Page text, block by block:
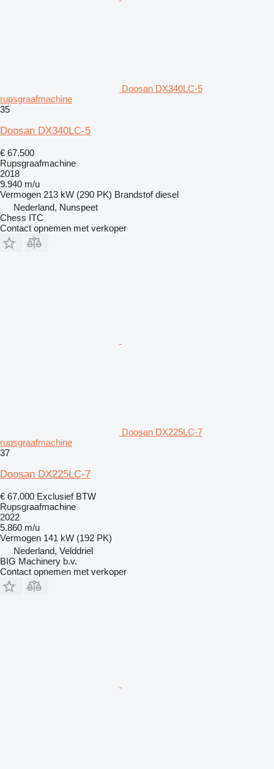
Doosan DX340LC-5
rupsgraafmachine
35
Doosan DX340LC-5
€ 67.500
Rupsgraafmachine
2018
9.940 m/u
Vermogen 213 kW (290 PK) Brandstof diesel
Nederland, Nunspeet
Chess ITC
Contact opnemen met verkoper
Doosan DX225LC-7
rupsgraafmachine
37
Doosan DX225LC-7
€ 67.000 Exclusief BTW
Rupsgraafmachine
2022
5.860 m/u
Vermogen 141 kW (192 PK)
Nederland, Velddriel
BIG Machinery b.v.
Contact opnemen met verkoper